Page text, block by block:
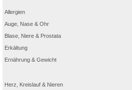
Allergien
Auge, Nase & Ohr
Blase, Niere & Prostata
Erkältung
Ernährung & Gewicht
Herz, Kreislauf & Nieren